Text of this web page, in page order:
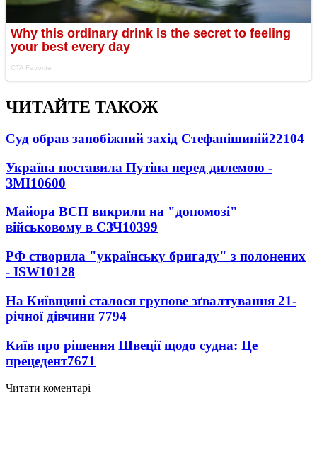
ЧИТАЙТЕ ТАКОЖ
Суд обрав запобіжний захід Стефанішиній22104
Україна поставила Путіна перед дилемою -
ЗМІ10600
Майора ВСП викрили на "допомозі"
військовому в СЗЧ10399
РФ створила "українську бригаду" з полонених
- ISW10128
На Київщині сталося групове зґвалтування 21-
річної дівчини 7794
Київ про рішення Швеції щодо судна: Це
прецедент7671
Читати коментарі